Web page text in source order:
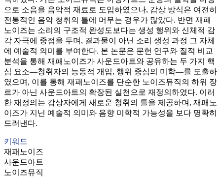
으로 소음을 음악적 재료로 도입하였으나, 감상 방식은 여전히
전통적인 음악 청취의 틀에 머무는 경우가 많았다. 반면 재패
노이즈는 소리의 구조적 완성도보다는 생성 행위와 신체적 감
각 자극에 중점을 두며, 결과물이 아닌 소리 생성 과정 그 자체
에 예술적 의미를 부여한다. 본 논문은 문헌 연구와 질적 비교
분석을 통해 재패노이즈가 사운드아트와 공유하는 두 가지 핵
심 요소—청취자의 능동적 개입, 행위 중심의 미학—를 도출하
였으며, 이를 통해 재패노이즈를 단순한 노이즈뮤직의 하위 장
르가 아닌 사운드아트의 확장된 실천으로 재정의하였다. 이러
한 재정의는 감상자에게 새로운 청취의 틀을 제공하며, 재패노
이즈가 지닌 예술적 의미와 음향 미학적 가능성을 보다 명확히
드러낸다.
키워드
재패노이즈
사운드아트
노이즈뮤직